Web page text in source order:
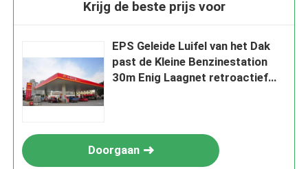
Krijg de beste prijs voor
EPS Geleide Luifel van het Dak
past de Kleine Benzinestation
30m Enig Laagnet retroactief
Doorgaan